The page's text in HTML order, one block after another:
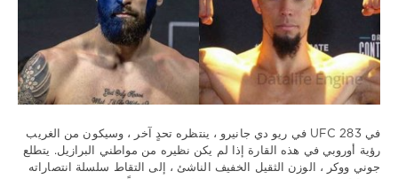
1xbet
1
409
0
في UFC 283 في ريو دي جانيرو ، ينتظره تحدٍ آخر ، وسيكون من الغريب
رؤية أوروبي في هذه القارة إذا لم يكن نظيره من مواطني البرازيل. يتطلع
جوني ووكر ، الوزن الثقيل الخفيف الناشئ ، إلى التقاط سلسلة انتصاراته